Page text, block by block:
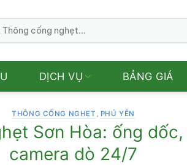
DỊCH VỤ BẢNG GIÁ
THÔNG CỐNG NGHẸT , PHÚ YÊN
Sơn Hòa: ống dốc,
camera dò 24/7